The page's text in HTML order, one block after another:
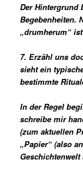
Der Hintergrund
Begebenheiten.
„drumherum“
7. Erzähl uns
sieht ein
bestimmte
In der Regel
schreibe mir
(zum aktuellen
„Papier“ (also
Geschichtenwelt